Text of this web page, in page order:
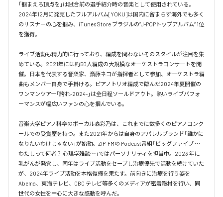
「掴まえろ頂点を」は試合前の選手紹介時の音楽として使用されている。
2024年12月に発売したフルアルバム[YOKU]は国内に留まらず海外でも多く
のリスナーの心を掴み、iTunes Store ブラジルの”J-POPトップアルバム” 1位
を獲得。
ライブ活動も精力的に行っており、編成を問わないそのスタイルが注目を集
めている。2021年には約50人編成の大規模なオーケストラコンサートを開
催。日本を代表する音楽家、斎藤ネコが指揮者として参加、オーケストラ編
曲もメンバー自身で手掛ける。ピアノトリオ編成で臨んだ2024年夏開催の
ワンマンツアー「誇れ-2024-」は全日程ソールドアウト。熱いライブパフォ
ーマンスが幅広いファンの心を掴んでいる。
音楽大学ピアノ科卒のボーカル森彩乃は、これまでに数多くのピアノコンク
ールでの受賞歴を持つ。また2021年からは自身のアパレルブランド「誰かに
なりたいわけじゃない」が始動。ZIP-FMの Podcast番組「ビッグファイブ 〜
わたしって何者？ 心理学雑談〜」ではパーソナリティを担当中。2023 年に
乳がんが発覚し、同年はライブ活動をセーブし治療優先で活動を続けていた
が、2024年ライブ活動を本格復帰を果たす。前向きに治療を行う姿を
Abema、東海テレビ、CBC テレビ等多くのメディアが密着取材を行い、同
世代の女性を中心に大きな感動を呼んだ。